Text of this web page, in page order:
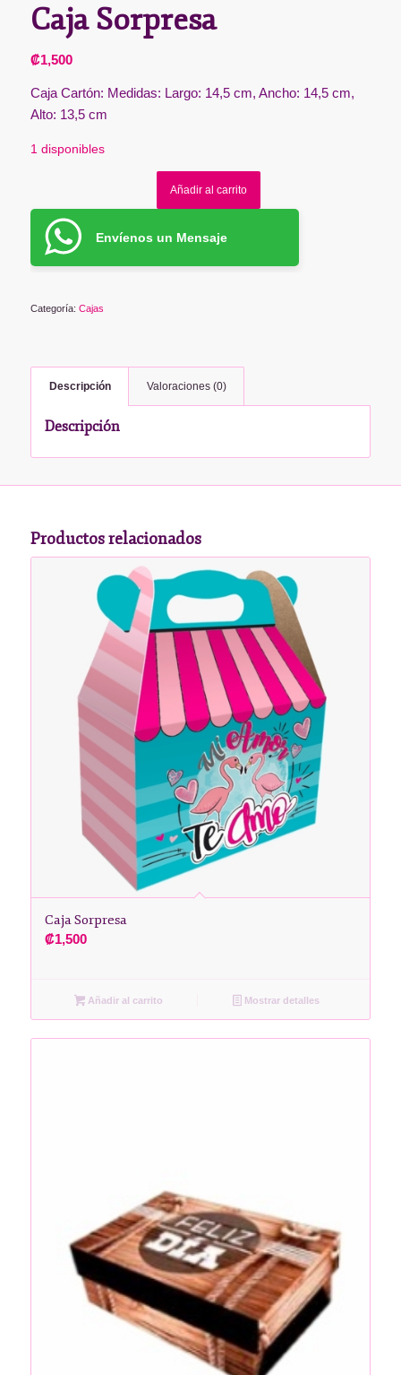
Caja Sorpresa
₡1,500
Caja Cartón: Medidas: Largo: 14,5 cm, Ancho: 14,5 cm,
Alto: 13,5 cm
1 disponibles
Añadir al carrito
Envíenos un Mensaje
Categoría: Cajas
Descripción Valoraciones (0)
Descripción
Productos relacionados
Caja Sorpresa
₡1,500
Añadir al carrito Mostrar detalles